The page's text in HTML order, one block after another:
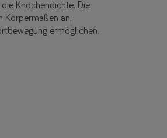
Knochendichte. Die
Körpermaßen an,
ermöglichen.